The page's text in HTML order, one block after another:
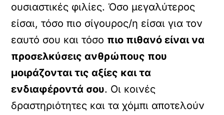
ουσιαστικές φιλίες. Όσο μεγαλύτερος
είσαι, τόσο πιο σίγουρος/η είσαι για τον
εαυτό σου και τόσο πιο πιθανό είναι να
προσελκύσεις ανθρώπους που
μοιράζονται τις αξίες και τα
ενδιαφέροντά σου. Οι κοινές
δραστηριότητες και τα χόμπι αποτελούν